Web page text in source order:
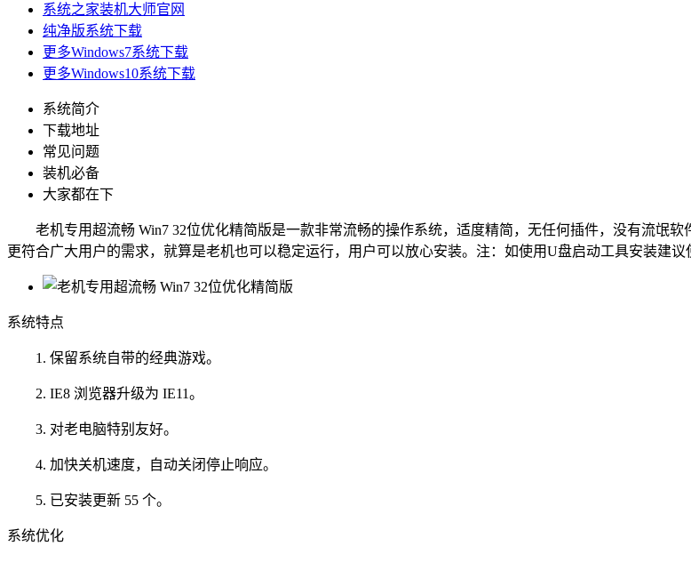
系统之家装机大师官网
纯净版系统下载
更多Windows7系统下载
更多Windows10系统下载
系统简介
下载地址
常见问题
装机必备
大家都在下
老机专用超流畅 Win7 32位优化精简版是一款非常流畅的操作系统，适度精简，无任何插件，没有流氓
更符合广大用户的需求，就算是老机也可以稳定运行，用户可以放心安装。 注：如使用U盘启动工具安装建议
系统特点
1. 保留系统自带的经典游戏。
2. IE8 浏览器升级为 IE11。
3. 对老电脑特别友好。
4. 加快关机速度，自动关闭停止响应。
5. 已安装更新 55 个。
系统优化